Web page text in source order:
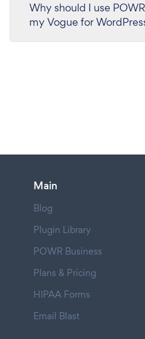
Why should I use
my Vogue for
Main
Blog
Plugin Library
POWR Business
Plans & Pricing
HIPAA Forms
Email Blast